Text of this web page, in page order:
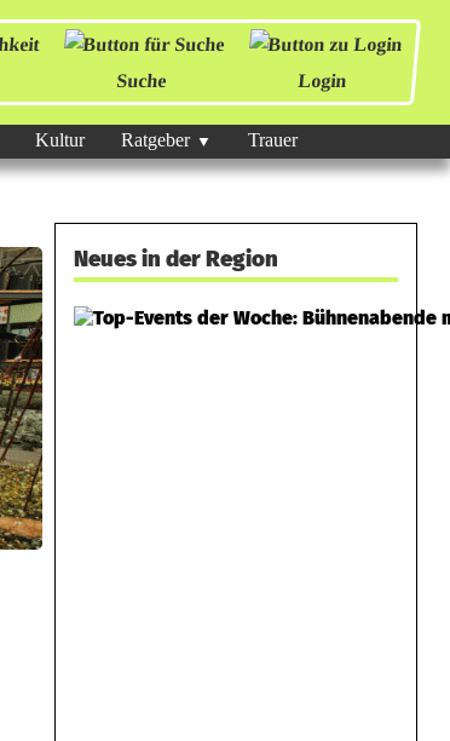
Suche Login
Kultur Ratgeber Trauer
Neues in der Region